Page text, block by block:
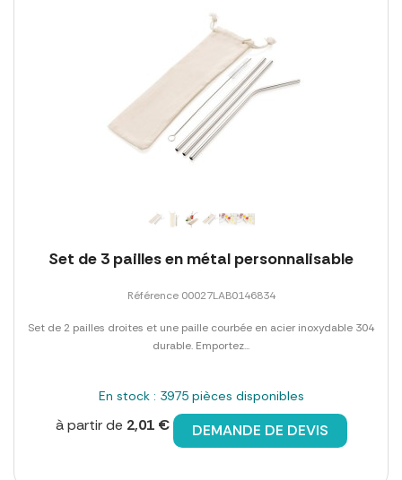
Set de 3 pailles en métal personnalisable
Référence 00027LAB0146834
Set de 2 pailles droites et une paille courbée en acier inoxydable 304
durable. Emportez...
En stock : 3975 pièces disponibles
à partir de 2,01 € DEMANDE DE DEVIS